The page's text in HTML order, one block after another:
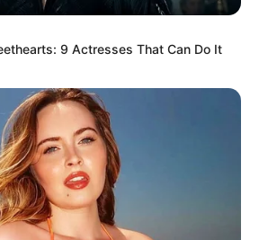
9 Actresses That Can Do It